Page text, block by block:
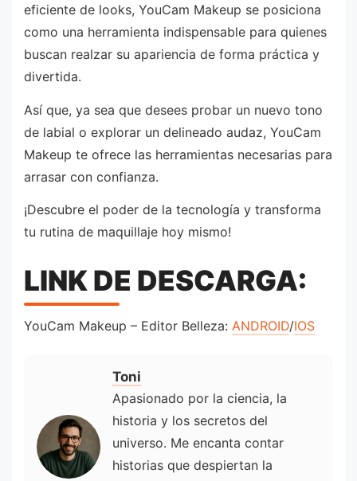
eficiente de looks, YouCam Makeup se posiciona
como una herramienta indispensable para quienes
buscan realzar su apariencia de forma práctica y
divertida.
Así que, ya sea que desees probar un nuevo tono
de labial o explorar un delineado audaz, YouCam
Makeup te ofrece las herramientas necesarias para
arrasar con confianza.
¡Descubre el poder de la tecnología y transforma
tu rutina de maquillaje hoy mismo!
LINK DE DESCARGA:
YouCam Makeup – Editor Belleza: ANDROID/IOS
Toni
Apasionado por la ciencia, la
historia y los secretos del
universo. Me encanta contar
historias que despiertan la